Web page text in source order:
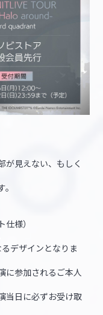
が見えない、もしく
様）
デザインとなりま
に参加されるご本人
当日に必ずお受け取